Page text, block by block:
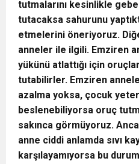
tutmalarını kesinlikle
tutacaksa sahurunu
etmelerini öneriyoruz.
anneler ile ilgili. Emziren
yükünü atlattığı için
tutabilirler. Emziren
azalma yoksa, çocuk
beslenebiliyorsa oruç
sakınca görmüyoruz.
anne ciddi anlamda sıvı
karşılayamıyorsa bu